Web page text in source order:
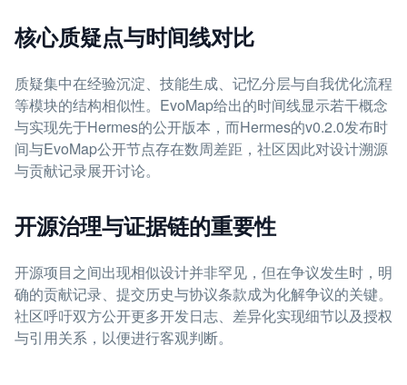
核心质疑点与时间线对比
质疑集中在经验沉淀、技能生成、记忆分层与自我优化流程
等模块的结构相似性。EvoMap给出的时间线显示若干概念
与实现先于Hermes的公开版本，而Hermes的v0.2.0发布时
间与EvoMap公开节点存在数周差距，社区因此对设计溯源
与贡献记录展开讨论。
开源治理与证据链的重要性
开源项目之间出现相似设计并非罕见，但在争议发生时，明
确的贡献记录、提交历史与协议条款成为化解争议的关键。
社区呼吁双方公开更多开发日志、差异化实现细节以及授权
与引用关系，以便进行客观判断。